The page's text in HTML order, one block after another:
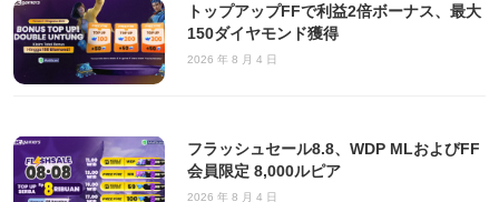
トップアップFFで利益2倍ボーナス、最大
150ダイヤモンド獲得
2026 年 8 月 4 日
フラッシュセール8.8、WDP MLおよびFF
会員限定 8,000ルピア
2026 年 8 月 4 日